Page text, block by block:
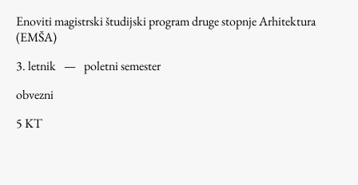
Enoviti magistrski študijski program druge stopnje Arhitektura
(EMŠA)
3. letnik — poletni semester
obvezni
5 KT